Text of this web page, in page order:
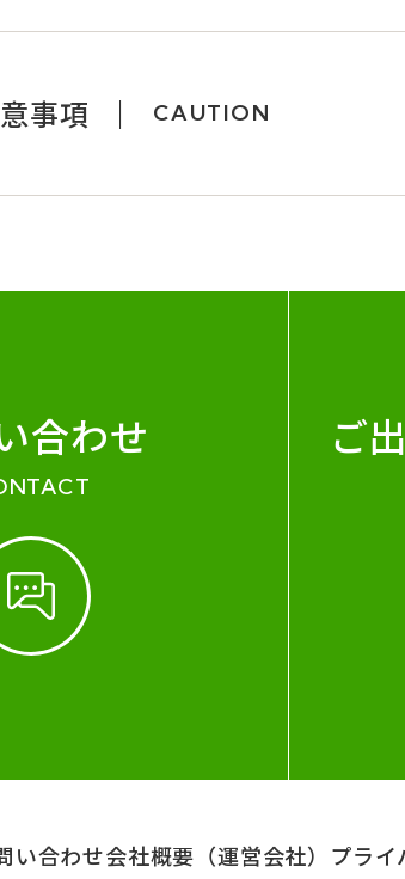
事項 CAUTION
合わせ ご
い合わせ会社概要（運営会社） プライ